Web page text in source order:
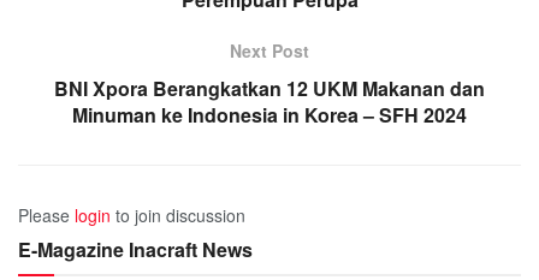
Next Post
BNI Xpora Berangkatkan 12 UKM Makanan dan
Minuman ke Indonesia in Korea – SFH 2024
Please login to join discussion
E-Magazine Inacraft News